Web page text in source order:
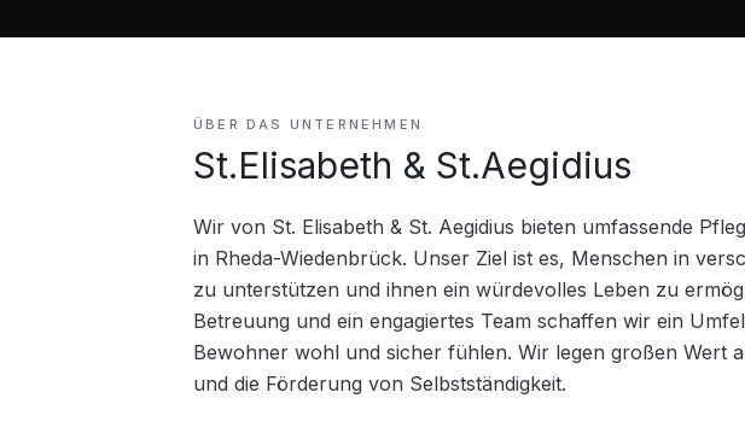
ÜBER DAS UNTERNEHMEN
St.Elisabeth & St.Aegidius
Wir von St. Elisabeth & St. Aegidius bieten umfassende
in Rheda-Wiedenbrück. Unser Ziel ist es, Menschen in
zu unterstützen und ihnen ein würdevolles Leben zu
Betreuung und ein engagiertes Team schaffen wir ein
Bewohner wohl und sicher fühlen. Wir legen großen Wert
und die Förderung von Selbstständigkeit.